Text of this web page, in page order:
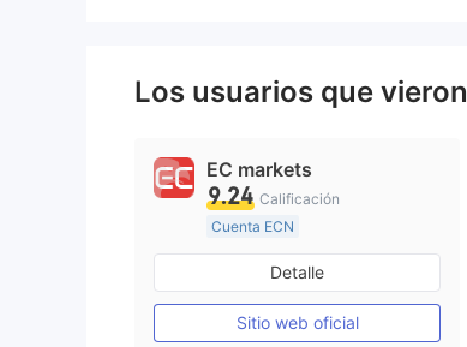
Los usuarios que vieron
EC markets
9.24 Calificación
Cuenta ECN
De 10 a 15 años
Supervisión en Australia
Creación Mercado Forex (MM)
Licencia completa de MT4
Detalle
Sitio web oficial